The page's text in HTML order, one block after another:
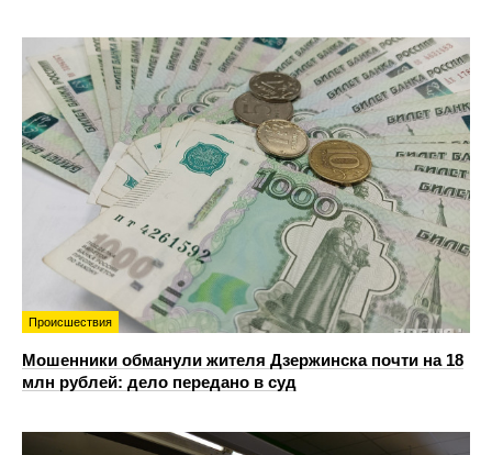
Происшествия
Мошенники обманули жителя Дзержинска почти на 18
млн рублей: дело передано в суд